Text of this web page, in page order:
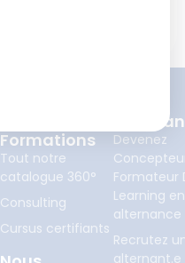
Formations
Tout notre
catalogue 360°
Consulting
Cursus certifiants
Devenez
Formateur
Learning en
alternance
Recrutez
alternant.e